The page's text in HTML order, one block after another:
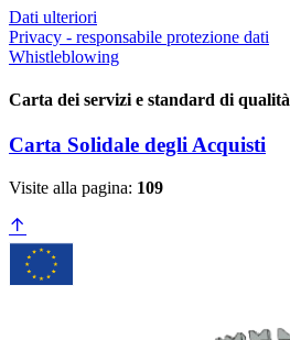
Dati ulteriori
Privacy - responsabile protezione dati
Whistleblowing
Carta dei servizi e standard di qualità
Carta Solidale degli Acquisti
Visite alla pagina: 109